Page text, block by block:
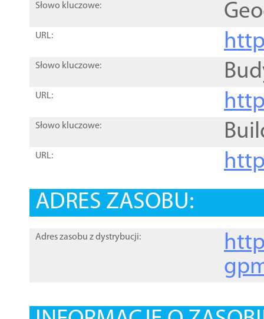
Słowo kluczowe:
URL:
Słowo kluczowe:
URL:
Słowo kluczowe:
URL:
ADRES ZASOBU:
Adres zasobu z dystrybucji: